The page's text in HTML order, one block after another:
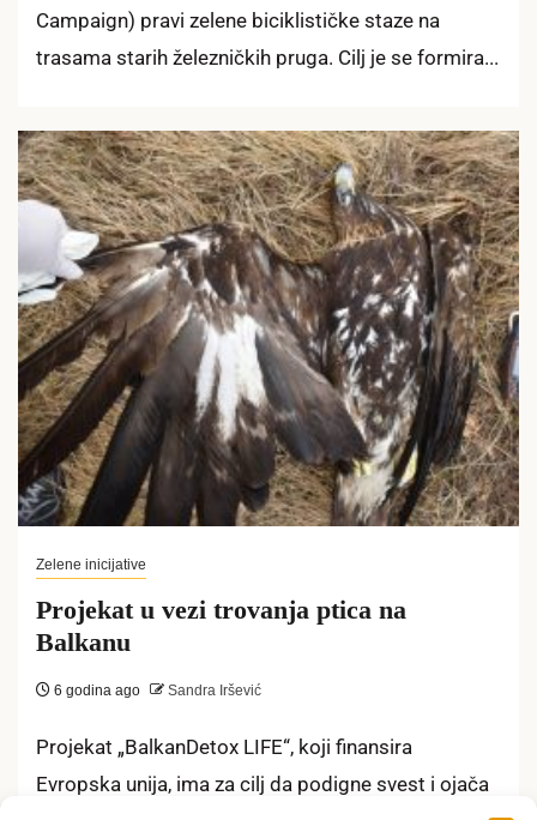
Campaign) pravi zelene biciklističke staze na
trasama starih železničkih pruga. Cilj je se formira...
Zelene inicijative
Projekat u vezi trovanja ptica na
Balkanu
6 godina ago Sandra Iršević
Projekat „BalkanDetox LIFE“, koji finansira
Evropska unija, ima za cilj da podigne svest i ojača